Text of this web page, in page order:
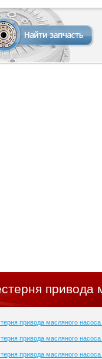
привода
привода масляного насоса
привода масляного насоса
привода масляного